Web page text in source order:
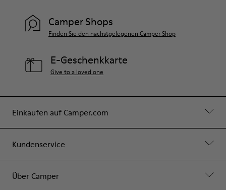
Einkaufen auf Camper.com
Kundenservice
Über Camper
Camper Shops
Finden Sie den nächstgelegenen Camper Shop
E-Geschenkkarte
Give to a loved one